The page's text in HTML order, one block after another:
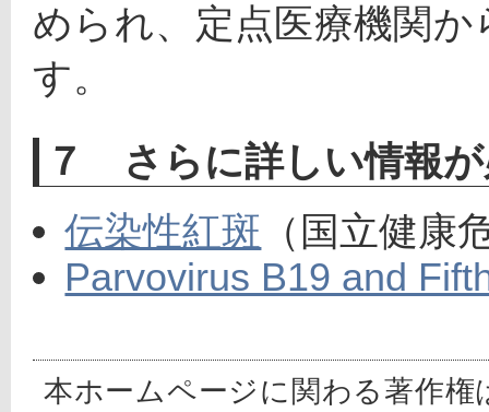
められ、定点医療機関
す。
７ さらに詳しい情報
伝染性紅斑 （国立健康
Parvovirus B19 and
本ホームページに関わる著作